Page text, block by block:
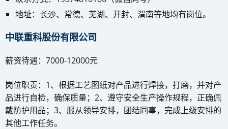
地址：长沙、常德、芜湖、开封、渭南等地均有岗位。
中联重科股份有限公司
薪资待遇：7000-12000元
岗位职责：1、根据工艺图纸对产品进行焊接，打磨，并对产
品进行自检，确保质量；2、遵守安全生产操作规程，正确佩
戴防护用品；3、服从领导安排，团结同事，完成上级安排的
其他工作任务。